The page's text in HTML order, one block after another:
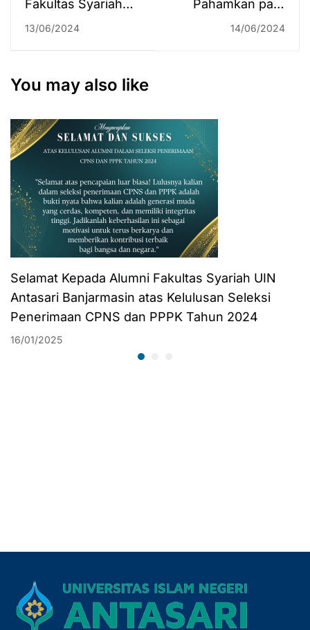
Fakultas Syariah
Dipercaya sebagai
Unsur Akademisi
13/06/2024
Pahamkan para
Mahasantri/wati
Adakan Sosialisasi
14/06/2024
You may also like
Selamat Kepada Alumni Fakultas Syariah UIN
Antasari Banjarmasin atas Kelulusan Seleksi
Penerimaan CPNS dan PPPK Tahun 2024
16/01/2025